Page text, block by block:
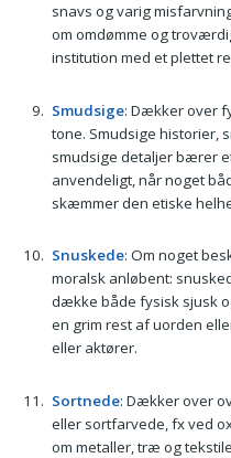
snavs og varig
om omdømme og
institution med et plettet
Smudsige: Dækker over
tone. Smudsige historier,
smudsige detaljer bærer
anvendeligt, når noget
skæmmer den etiske
Snuskede: Om noget
moralsk anløbent:
dække både fysisk sjusk
en grim rest af uorden
eller aktører.
Sortnede: Dækker over
eller sortfarvede, fx ved
om metaller, træ og